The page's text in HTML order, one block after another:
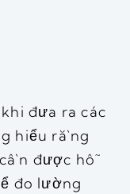
đưa ra các
hiểu rằng
được hỗ
đo lường